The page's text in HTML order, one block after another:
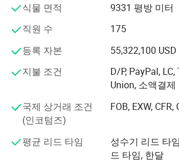
Guangfuxin은 수년 동안 "생존하기 위한
성 및 개발 서비스" 비즈니스 목적을 항상
합니다. 제품 설계, 금형 제작, 몰딩부터
측면과 프로세스에 대해 전문적인 전담
격한 테스트와 제어를 수행합니다.
지난 몇 년간 생산 및 관리 및 탐사 분야
가치 창출 개념을 항상 구현하여 다양한
족시키고 고객에게 솔루션과 기술적 문
공합니다. 더 나아가 탐구, 혁신, 탁월함
식물 면적
9331 평방 미터
직원 수
175
등록 자본
55,322,100 USD
지불 조건
D/P, PayPal,
Union, 소액결제
국제 상거래 조건
(인코텀즈)
FOB, EXW, CFR,
평균 리드 타임
성수기 리드 타
드 타임, 한달